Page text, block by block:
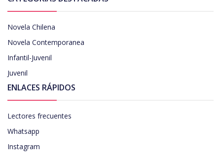
Novela Chilena
Novela Contemporanea
Infantil-Juvenil
Juvenil
ENLACES RÁPIDOS
Lectores frecuentes
Whatsapp
Instagram